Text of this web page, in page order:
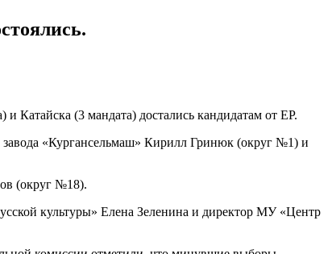
Катайска (3 мандата) достались кандидатам от ЕР.
завода «Кургансельмаш» Кирилл Гринюк (округ №1) и
(округ №18).
культуры» Елена Зеленина и директор МУ «Центр